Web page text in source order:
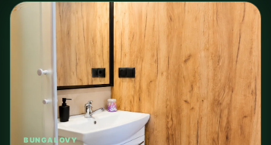
BUNGALOVY